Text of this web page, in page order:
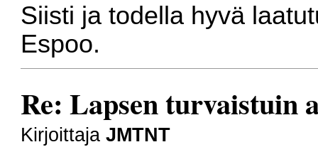
Siisti ja todella hyvä
Espoo.
Re: Lapsen turvaistuin
KirjoittajaJMTNT